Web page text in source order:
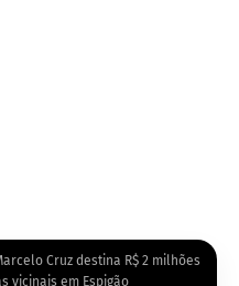
Cruz destina R$ 2 milhões
vicinais em Espigão